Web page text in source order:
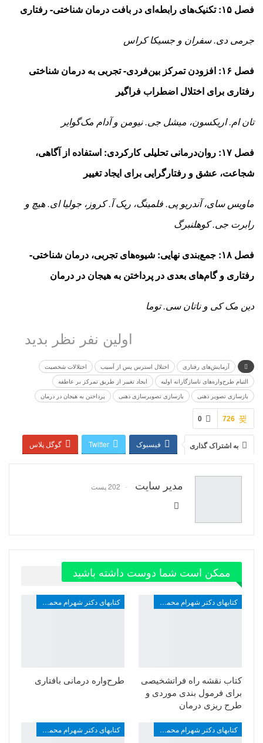
فصل ۱۵: تکنیک‌های رابطه‌ای در بافت درمان شناختی- رفتاری
جرمی دی. سفران و جسیکا کراس
فصل ۱۶: افزودن تمرکز بین‌فردی- تجربی به درمان شناختی
رفتاری برای اختلال اضطراب فراگیر
تان ام. اریکسون، میشل جی. نیومن و آدام مک‌گوایر
فصل ۱۷: روان‌درمانی تحلیلی کارکردی: استفاده از آگاهی،
شجاعت، عشق و رفتارگرایی برای ایجاد تغییر
ماویس سای، آندریو پی. فلمینگ، ریک آ. کروز، جولیا ای. هیچ و
رابرت جی. کوهلنبرگ
فصل ۱۸: جمع‌بندی نهایی: شیوه‌های تجربی، درمان شناختی-
رفتاری و گام‌های بعدی در پرداختن به هیجان در درمان
دین مک ­کی و ناتان سی. توما
اولین نفر نظر بدید
آزمایش‌های رفتاری اختلال استرس پس از آسیب
اختلالات شخصیت
التیام طرح‌واره‌های ناسازگارانه­ اولیه
ایجاد تغییر از طریق تمرکز بر عاطفه
بازسازی تصویر ذهنی
بازسازی تصویرسازی ذهنی پرداختن به هیجان در درمان
0 726
به اشتراک گذاری فیسبوک Twitter گوگل پلاس
Telegram
مدیر سایت 202 پست
ممکن است شما دوست داشته باشید
کتابهای دکتر شهرام محمدخانی
کتاب نقشه راه فراتشخیصی
برای فرمول بندی موردی و
طرح ریزی درمان
کتابهای دکتر شهرام محمدخانی
طرح‌واره ‌درمانی بافتاری
کتابهای دکتر شهرام محمدخانی کتابهای دکتر شهرام محمدخانی